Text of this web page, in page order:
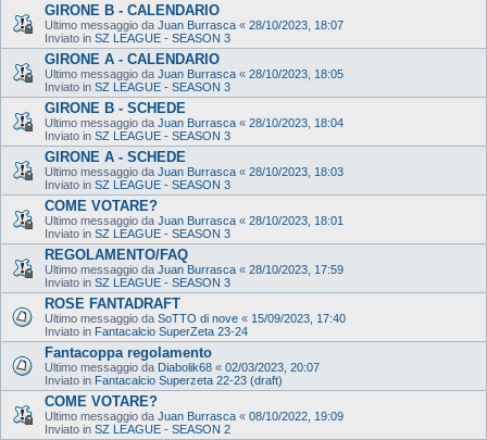
GIRONE B - CALENDARIO
Ultimo messaggio da Juan Burrasca « 28/10/2023, 18:07
Inviato in SZ LEAGUE - SEASON 3
GIRONE A - CALENDARIO
Ultimo messaggio da Juan Burrasca « 28/10/2023, 18:05
Inviato in SZ LEAGUE - SEASON 3
GIRONE B - SCHEDE
Ultimo messaggio da Juan Burrasca « 28/10/2023, 18:04
Inviato in SZ LEAGUE - SEASON 3
GIRONE A - SCHEDE
Ultimo messaggio da Juan Burrasca « 28/10/2023, 18:03
Inviato in SZ LEAGUE - SEASON 3
COME VOTARE?
Ultimo messaggio da Juan Burrasca « 28/10/2023, 18:01
Inviato in SZ LEAGUE - SEASON 3
REGOLAMENTO/FAQ
Ultimo messaggio da Juan Burrasca « 28/10/2023, 17:59
Inviato in SZ LEAGUE - SEASON 3
ROSE FANTADRAFT
Ultimo messaggio da SoTTO di nove « 15/09/2023, 17:40
Inviato in Fantacalcio SuperZeta 23-24
Fantacoppa regolamento
Ultimo messaggio da Diabolik68 « 02/03/2023, 20:07
Inviato in Fantacalcio Superzeta 22-23 (draft)
COME VOTARE?
Ultimo messaggio da Juan Burrasca « 08/10/2022, 19:09
Inviato in SZ LEAGUE - SEASON 2